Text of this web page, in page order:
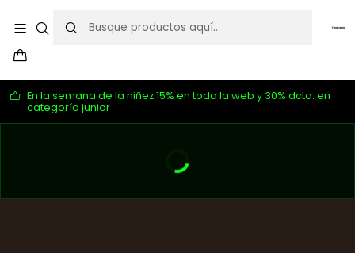
En la semana de la niñez 15% en toda la web y 30% dcto. en
categoría junior